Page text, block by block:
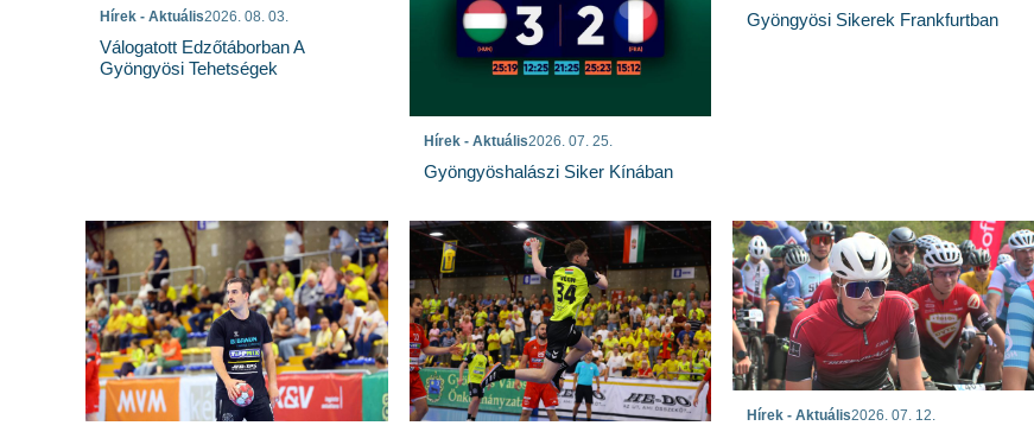
Hírek - Aktuális2026. 08. 03.
Válogatott Edzőtáborban A
Gyöngyösi Tehetségek
Hírek - Aktuális2026. 07. 25.
Gyöngyöshalászi Siker Kínában
Gyöngyösi Sikerek Frankfurtban
Hírek - Aktuális2026. 07. 12.